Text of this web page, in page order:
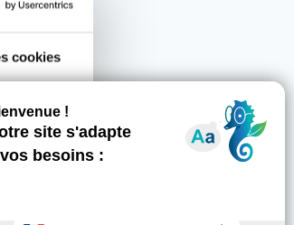
cookies
que de
de